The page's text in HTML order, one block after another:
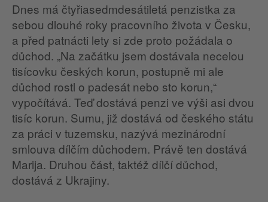
Dnes má čtyřiasedmdesátiletá penzistka za
sebou dlouhé roky pracovního života v Česku,
a před patnácti lety si zde proto požádala o
důchod. „Na začátku jsem dostávala necelou
tisícovku českých korun, postupně mi ale
důchod rostl o padesát nebo sto korun,“
vypočítává. Teď dostává penzi ve výši asi dvou
tisíc korun. Sumu, již dostává od českého státu
za práci v tuzemsku, nazývá mezinárodní
smlouva dílčím důchodem. Právě ten dostává
Marija. Druhou část, taktéž dílčí důchod,
dostává z Ukrajiny.